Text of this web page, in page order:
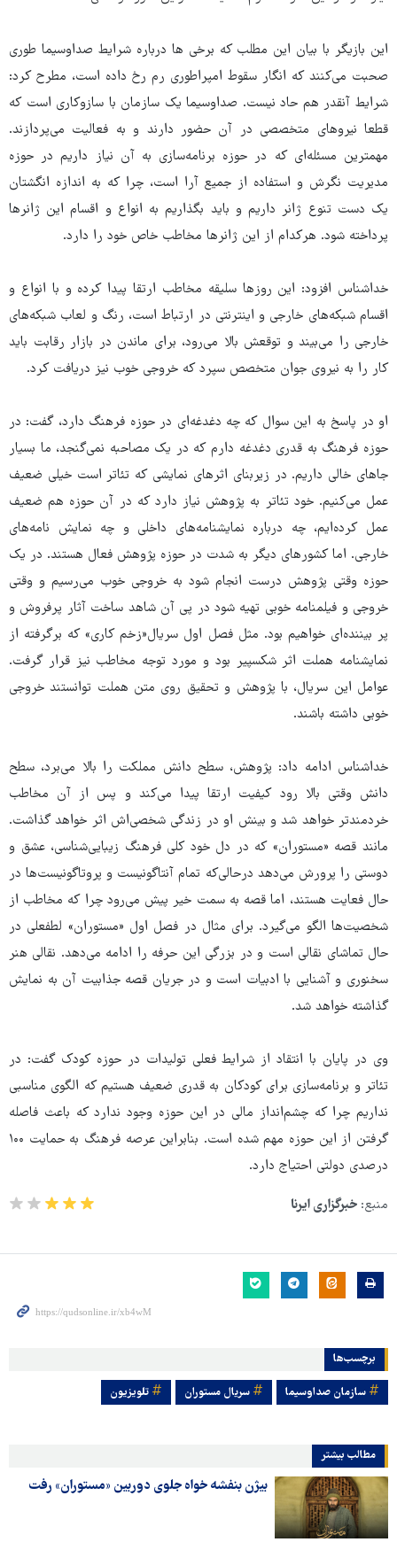
این بازیگر با بیان این مطلب که برخی ها درباره شرایط صداوسیما طوری
صحبت می‌کنند که انگار سقوط امپراطوری رم رخ داده است، مطرح کرد:
شرایط آنقدر هم حاد نیست. صداوسیما یک سازمان با سازوکاری است که
قطعا نیروهای متخصصی در آن حضور دارند و به فعالیت می‌پردازند.
مهمترین مسئله‌ای که در حوزه برنامه‌سازی به آن نیاز داریم در حوزه
مدیریت نگرش و استفاده از جمیع آرا است، چرا که به اندازه انگشتان
یک دست تنوع ژانر داریم و باید بگذاریم به انواع و اقسام این ژانرها
پرداخته شود. هرکدام از این ژانرها مخاطب خاص خود را دارد.
خداشناس افزود: این روزها سلیقه مخاطب ارتقا پیدا کرده و با انواع و
اقسام شبکه‌های خارجی و اینترنتی در ارتباط است، رنگ و لعاب شبکه‌های
خارجی را می‌بیند و توقعش بالا می‌رود، برای ماندن در بازار رقابت باید
کار را به نیروی جوان متخصص سپرد که خروجی خوب نیز دریافت کرد.
او در پاسخ به این سوال که چه دغدغه‌ای در حوزه فرهنگ دارد، گفت: در
حوزه فرهنگ به قدری دغدغه دارم که در یک مصاحبه نمی‌گنجد، ما بسیار
جاهای خالی داریم. در زیربنای اثرهای نمایشی که تئاتر است خیلی ضعیف
عمل می‌کنیم. خود تئاتر به پژوهش نیاز دارد که در آن حوزه هم ضعیف
عمل کرده‌ایم، چه درباره نمایشنامه‌های داخلی و چه نمایش نامه‌های
خارجی. اما کشورهای دیگر به شدت در حوزه پژوهش فعال هستند. در یک
حوزه وقتی پژوهش درست انجام شود به خروجی خوب می‌رسیم و وقتی
خروجی و فیلمنامه خوبی تهیه شود در پی آن شاهد ساخت آثار پرفروش و
پر بیننده‌ای خواهیم بود. مثل فصل اول سریال«زخم کاری» که برگرفته از
نمایشنامه هملت اثر شکسپیر بود و مورد توجه مخاطب نیز قرار گرفت.
عوامل این سریال، با پژوهش و تحقیق روی متن هملت توانستند خروجی
خوبی داشته باشند.
خداشناس ادامه داد: پژوهش، سطح دانش مملکت را بالا می‌برد، سطح
دانش وقتی بالا رود کیفیت ارتقا پیدا می‌کند و پس از آن مخاطب
خردمندتر خواهد شد و بینش او در زندگی شخصی‌اش اثر خواهد گذاشت.
مانند قصه «مستوران» که در دل خود کلی فرهنگ زیبایی‌شناسی، عشق و
دوستی را پرورش می‌دهد درحالی‌که تمام آنتاگونیست و پروتاگونیست‌ها در
حال فعایت هستند، اما قصه به سمت خیر پیش می‌رود چرا که مخاطب از
شخصیت‌ها الگو می‌گیرد. برای مثال در فصل اول «مستوران» لطفعلی در
حال تماشای نقالی است و در بزرگی این حرفه را ادامه می‌دهد. نقالی هنر
سخنوری و آشنایی با ادبیات است و در جریان قصه جذابیت آن به نمایش
گذاشته خواهد شد.
وی در پایان با انتقاد از شرایط فعلی تولیدات در حوزه کودک گفت: در
تئاتر و برنامه‌سازی برای کودکان به قدری ضعیف هستیم که الگوی مناسبی
نداریم چرا که چشم‌انداز مالی در این حوزه وجود ندارد که باعث فاصله
گرفتن از این حوزه مهم شده است. بنابراین عرصه فرهنگ به حمایت ۱۰۰
درصدی دولتی احتیاج دارد.
منبع: خبرگزاری ایرنا
برچسب‌ها
سازمان صداوسیما سریال مستوران تلویزیون
مطالب بیشتر
بیژن بنفشه خواه جلوی دوربین «مستوران» رفت